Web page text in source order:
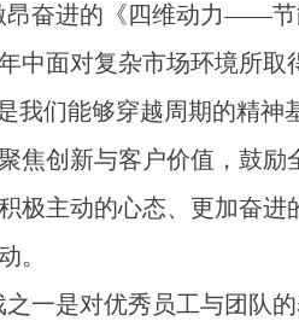
昂奋进的《四维动力——节
中面对复杂市场环境所
我们能够穿越周期的精
焦创新与客户价值，鼓
极主动的心态、更加奋
。
一是对优秀员工与团队